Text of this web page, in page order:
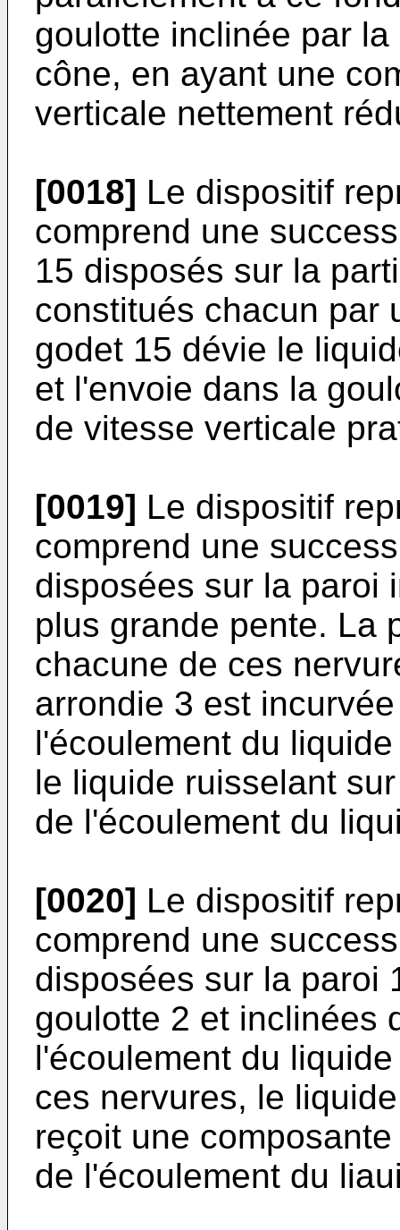
goulotte inclinée par
cône, en ayant une
verticale nettement
[0018] Le dispositif
comprend une
15 disposés sur la
constitués chacun par
godet 15 dévie le
et l'envoie dans la
de vitesse verticale
[0019] Le dispositif
comprend une
disposées sur la paroi
plus grande pente. La
chacune de ces
arrondie 3 est
l'écoulement du
le liquide ruisselant
de l'écoulement du
[0020] Le dispositif
comprend une
disposées sur la paroi
goulotte 2 et inclinées
l'écoulement du
ces nervures, le
reçoit une
de l'écoulement du